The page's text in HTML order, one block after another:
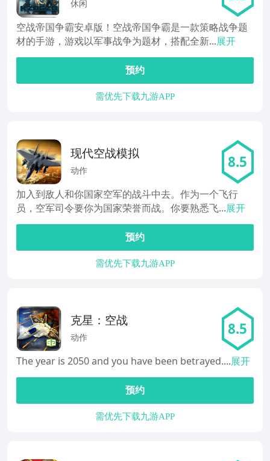
休闲
空战帝国争霸安卓版！空战帝国争霸是一款策略战争题
材的手游，游戏以军事战争为题材，搭配全新...展开
预约
需优先下载九游APP
现代空战模拟
动作 8.5
加入到敌人和你国家空军的战斗中去。作为一个飞行
员，空军司令要你为国家荣誉而战。你要熟悉飞...展开
预约
需优先下载九游APP
克星：空战
动作 8.5
The year is 2050 and you have been betrayed....展开
预约
需优先下载九游APP